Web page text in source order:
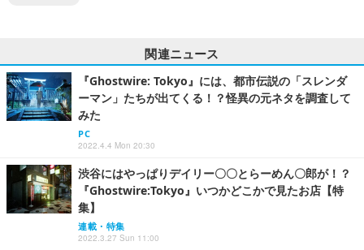
関連ニュース
『Ghostwire: Tokyo』には、都市伝説の「スレンダ
ーマン」たちが出てくる！？怪異の元ネタを調査して
みた
PC
2022.4.4 Mon 20:30
渋谷にはやっぱりデイリー〇〇とらーめん〇郎が！？
『Ghostwire:Tokyo』いつかどこかで見たお店【特
集】
連載・特集
2022.3.27 Sun 11:00